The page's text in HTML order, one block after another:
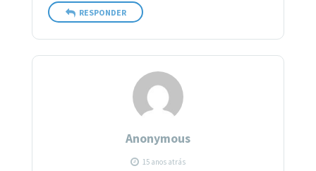
RESPONDER
Anonymous
15 anos atrás